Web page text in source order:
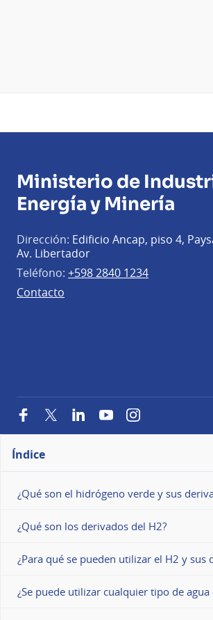
Ministerio de
Energía y Minería
Dirección: Edificio Ancap, piso 4,
Av. Libertador
Teléfono: +598 2840 1234
Contacto
FacebookTwitterLinkedInYouTubeInstagram
Índice
¿Qué son el hidrógeno verde y sus
¿Qué son los derivados del H2?
¿Para qué se pueden utilizar el H2 y sus
¿Se puede utilizar cualquier tipo de